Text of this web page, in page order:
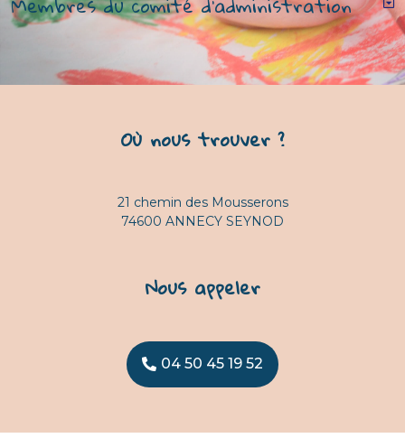
Où nous trouver ?
21 chemin des Mousserons
74600 ANNECY SEYNOD
Nous appeler
04 50 45 19 52